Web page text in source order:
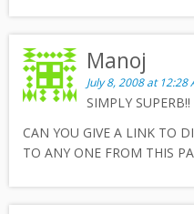
Manoj
July 8, 2008 at 12:28
SIMPLY SUPERB!!
CAN YOU GIVE A LINK TO
TO ANY ONE FROM THIS